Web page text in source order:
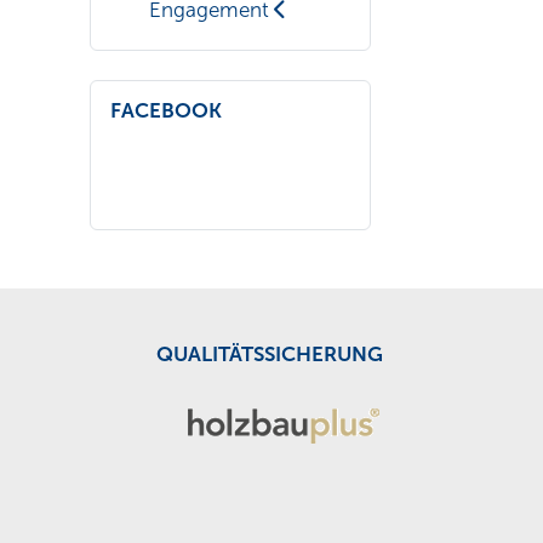
Engagement
FACEBOOK
QUALITÄTSSICHERUNG